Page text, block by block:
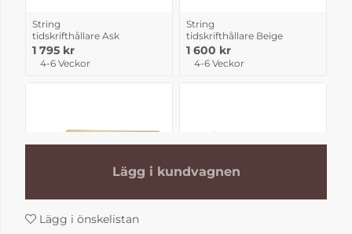
String
tidskrifthållare Ask
1 795 kr
4-6 Veckor
String
tidskrifthållare Beige
1 600 kr
4-6 Veckor
Lägg i kundvagnen
Lägg i önskelistan